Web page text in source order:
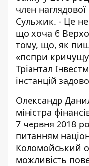
член
Сульжик. - Це
що хоча б
тому, що, як
«попри кричущу
Тріантал
інстанцій
Олександр
міністра
7 червня 2018
питанням
Коломойський
можливість